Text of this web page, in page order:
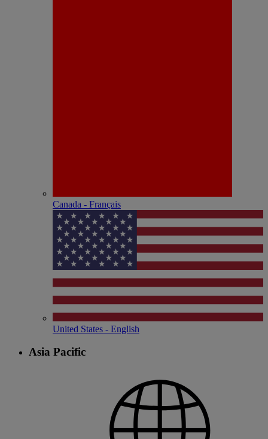
Canada - Français
United States - English
Asia Pacific